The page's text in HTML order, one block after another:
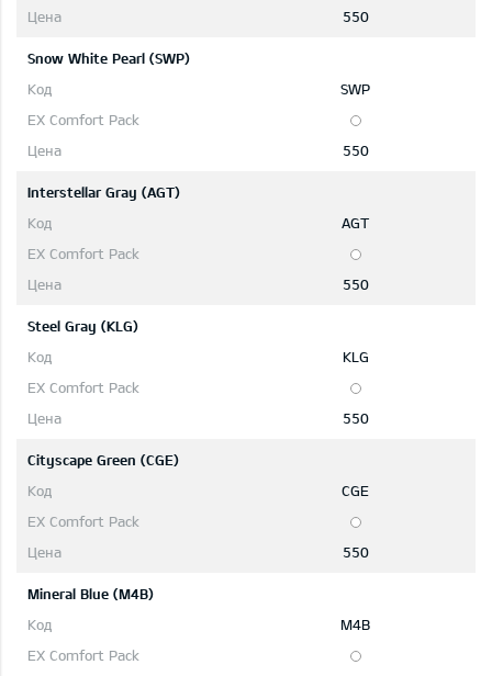
550
Snow White Pearl (SWP)
SWP
550
Interstellar Gray (AGT)
AGT
550
Steel Gray (KLG)
KLG
550
Cityscape Green (CGE)
CGE
550
Mineral Blue (M4B)
M4B